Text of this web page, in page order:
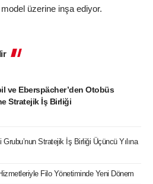
üzerine inşa ediyor.
ve Eberspächer’den Otobüs
Stratejik İş Birliği
Stratejik İş Birliği Üçüncü Yılına
Filo Yönetiminde Yeni Dönem